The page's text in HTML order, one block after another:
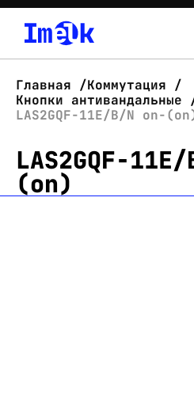
О нас
Главная
Коммутация
Кнопки антивандальные
LAS2GQF-11E/B/N on-
LAS2GQF-
(on)